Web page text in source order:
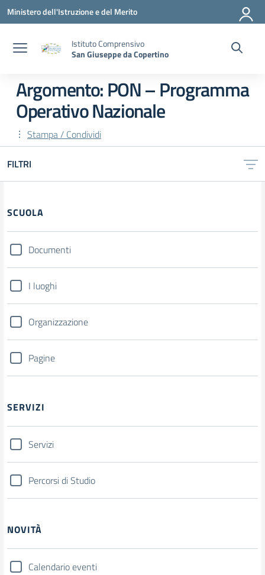
Vai ai contenuti
Vai al menu di navigazione
Vai al footer
Ministero dell'Istruzione e del Merito
Istituto Comprensivo
San Giuseppe da Copertino
Argomento: PON – Programma
Operativo Nazionale
Stampa / Condividi
FILTRI
Filtri
SCUOLA
Documenti
I luoghi
Organizzazione
Pagine
SERVIZI
Servizi
Percorsi di Studio
NOVITÀ
Calendario eventi